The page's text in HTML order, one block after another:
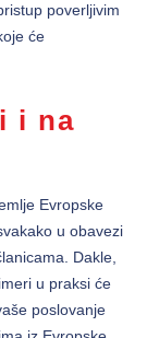
poverljivim
će
i na
Evropske
u obavezi
Dakle,
u praksi će
poslovanje